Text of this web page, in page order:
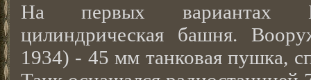
На первых вариантах
цилиндрическая башня.
1934) - 45 мм танковая пушка,